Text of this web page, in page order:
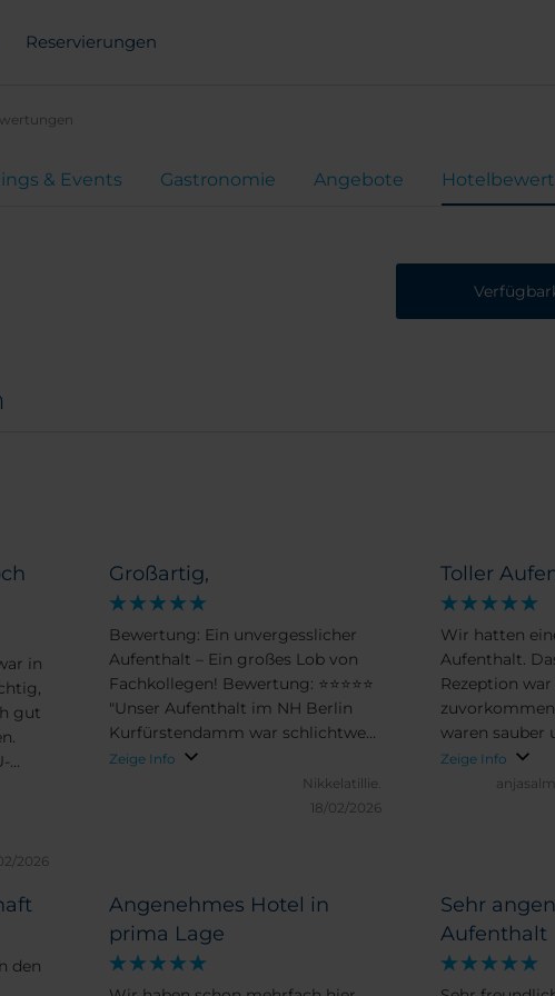
Reservierungen
& Events Gastronomie Angebote
den
Angenehmes Hotel in
prima Lage
Sehr
Aufenthalt
in
gut
2026
Großartig,
Bewertung: Ein unvergesslicher
Aufenthalt – Ein großes Lob von
Fachkollegen! ​Bewertung: ⭐⭐⭐⭐⭐ ​
"Unser Aufenthalt im NH Berlin
Kurfürstendamm war schlichtweg
fantastisch! Wir haben für dieses
Hotel nur Lob übrig. Die Lage ist
perfekt, aber was unsere Reise
wurden. ​Dadurch erhielten wir
zwei Tage lang das reichhaltige
Frühstück und das Parken völlig
kostenlos. Eine großartige
Zeige Info
Nikkelatillie.
18/02/2026
Toller
Wir hatten
Aufenthalt.
Rezeption
zuvorkommend. Die
waren sauber
eingerichtet. Die Lage des Hotels
war gut und
Bahn Station
Zeige Info